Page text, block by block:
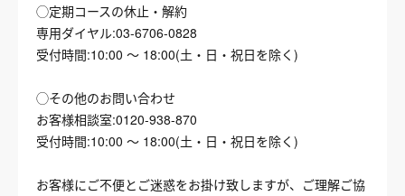
◯定期コースの休止・解約
専用ダイヤル:03-6706-0828
受付時間:10:00 〜 18:00(土・日・祝日を除く)
◯その他のお問い合わせ
お客様相談室:0120-938-870
受付時間:10:00 〜 18:00(土・日・祝日を除く)
お客様にご不便とご迷惑をお掛け致しますが、ご理解ご協